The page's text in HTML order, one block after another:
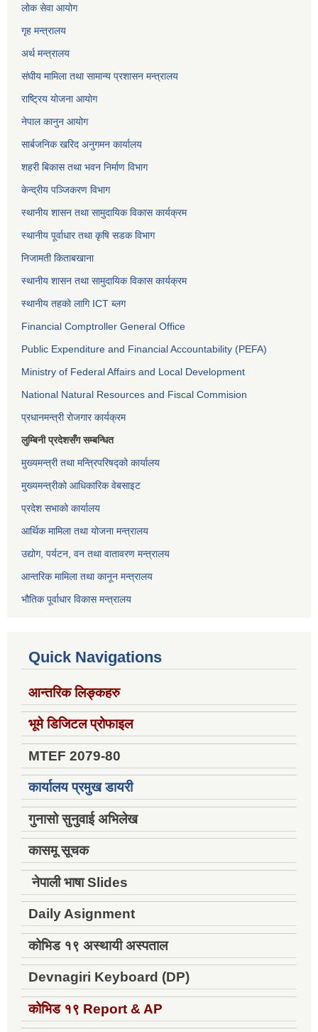
लोक सेवाआयोग
गृह मन्त्रालय
अर्थ मन्त्रालय
संघीय मामिला तथा सामान्य प्रशासन मन्त्रालय
राष्ट्रिय योजना आयोग
नेपाल कानुन आयोग
सार्बजनिक खरिद अनुगमन कार्यालय
शहरी बिकास तथा भवन निर्माण विभाग
केन्द्रीय पञ्जिकरण विभाग
स्थानीय शासन तथा सामुदायिक विकास कार्यक्रम
स्थानीय पूर्वाधार तथा कृषि सडक विभाग
निजामती किताबखाना
स्थानीय शासन तथा सामुदायिक विकास कार्यक्रम
स्थानीय तहको लागि ICT ब्लग
Financial Comptroller General Office
Public Expenditure and Financial Accountability (PEFA)
Ministry of Federal Affairs and Local Development
National Natural Resources and Fiscal Commision
प्रधानमन्त्री रोजगार कार्यक्रम
लुम्बिनी प्रदेशसँग सम्बन्धित
मुख्यमन्त्री तथा मन्त्रिपरिषद्को कार्यालय
मुख्यमन्त्रीको आधिकारिक वेबसाइट
प्रदेश सभाको कार्यालय
आर्थिक मामिला तथा योजना मन्त्रालय
उद्योग, पर्यटन, वन तथा वातावरण मन्त्रालय
आन्तरिक मामिला तथा कानून मन्त्रालय
भौतिक पूर्वाधार विकास मन्त्रालय
Quick Navigations
आन्तरिक लिङ्कहरु
भूमे डिजिटल प्रोफाइल
MTEF 2079-80
कार्यालय प्रमुख डायरी
गुनासो सुनुवाई अभिलेख
कासमू सूचक
नेपाली भाषा Slides
Daily Asignment
कोभिड १९ अस्थायी अस्पताल
Devnagiri Keyboard (DP)
कोभिड १९ Report & AP